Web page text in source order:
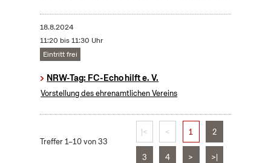
18.8.2024
11:20 bis 11:30 Uhr
Eintritt frei
NRW-Tag: FC-Echo hilft e. V.
Vorstellung des ehrenamtlichen Vereins
Treffer 1–10 von 33
|< < 1 2
3 4 > >|